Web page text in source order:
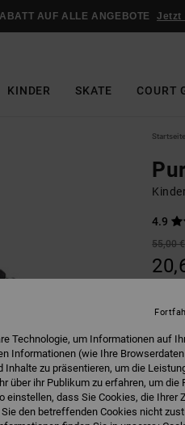
AUF ALLE ANGEBOTE Jetzt
KINDER SKATE COURT
Startseite
4.9
55,00 €
Farbe
Technologie, um Informationen auf
Informationen (wie Ihre
zu präsentieren, um die
über ihr Publikum zu erfahren, um die
einstellen, dass Sie Cookies, die Ihrer
den betreffenden Cookies nicht